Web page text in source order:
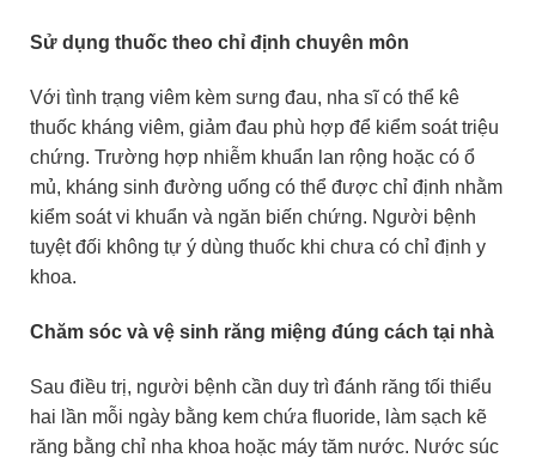
Sử dụng thuốc theo chỉ định chuyên môn
Với tình trạng viêm kèm sưng đau, nha sĩ có thể kê
thuốc kháng viêm, giảm đau phù hợp để kiểm soát triệu
chứng. Trường hợp nhiễm khuẩn lan rộng hoặc có ổ
mủ, kháng sinh đường uống có thể được chỉ định nhằm
kiểm soát vi khuẩn và ngăn biến chứng. Người bệnh
tuyệt đối không tự ý dùng thuốc khi chưa có chỉ định y
khoa.
Chăm sóc và vệ sinh răng miệng đúng cách tại nhà
Sau điều trị, người bệnh cần duy trì đánh răng tối thiểu
hai lần mỗi ngày bằng kem chứa fluoride, làm sạch kẽ
răng bằng chỉ nha khoa hoặc máy tăm nước. Nước súc